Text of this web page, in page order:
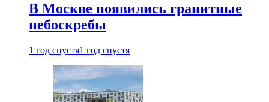
В Москве появились гранитные
небоскребы
1 год спустя1 год спустя